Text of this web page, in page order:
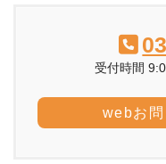
受付時間
webお